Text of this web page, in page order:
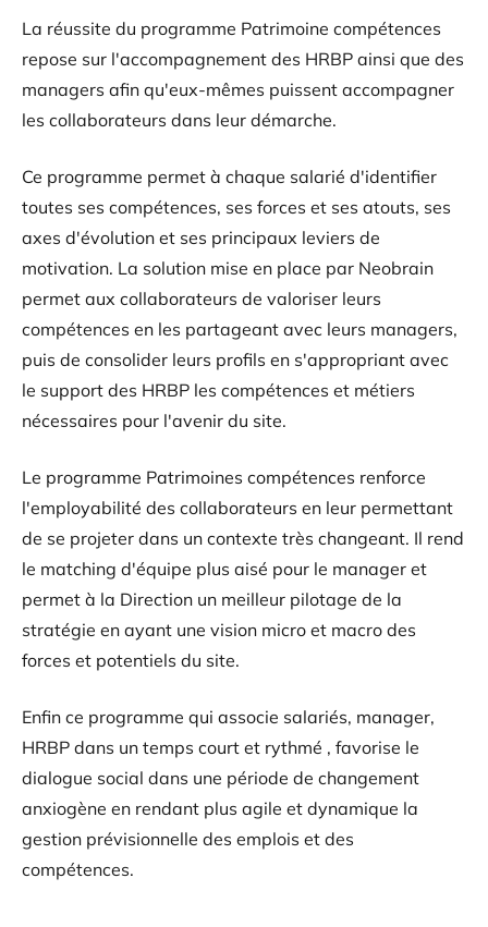
La réussite du programme Patrimoine compétences
repose sur l'accompagnement des HRBP ainsi que des
managers afin qu'eux-mêmes puissent accompagner
les collaborateurs dans leur démarche.
Ce programme permet à chaque salarié d'identifier
toutes ses compétences, ses forces et ses atouts, ses
axes d'évolution et ses principaux leviers de
motivation. La solution mise en place par Neobrain
permet aux collaborateurs de valoriser leurs
compétences en les partageant avec leurs managers,
puis de consolider leurs profils en s'appropriant avec
le support des HRBP les compétences et métiers
nécessaires pour l'avenir du site.
Le programme Patrimoines compétences renforce
l'employabilité des collaborateurs en leur permettant
de se projeter dans un contexte très changeant. Il rend
le matching d'équipe plus aisé pour le manager et
permet à la Direction un meilleur pilotage de la
stratégie en ayant une vision micro et macro des
forces et potentiels du site.
Enfin ce programme qui associe salariés, manager,
HRBP dans un temps court et rythmé , favorise le
dialogue social dans une période de changement
anxiogène en rendant plus agile et dynamique la
gestion prévisionnelle des emplois et des
compétences.